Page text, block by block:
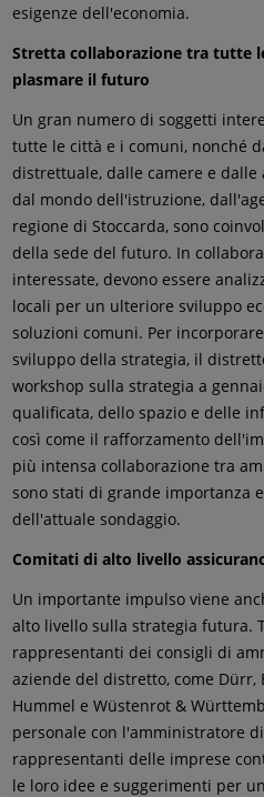
esigenze dell'economia.
Stretta collaborazione tra tutte
plasmare il futuro
Un gran numero di soggetti
tutte le città e i comuni, nonché
distrettuale, dalle camere e
dal mondo dell'istruzione,
regione di Stoccarda, sono
della sede del futuro. In
interessate, devono essere
locali per un ulteriore sviluppo
soluzioni comuni. Per
sviluppo della strategia, il
workshop sulla strategia a
qualificata, dello spazio e delle
così come il rafforzamento
più intensa collaborazione tra
sono stati di grande importanza
dell'attuale sondaggio.
Comitati di alto livello
Un importante impulso viene
alto livello sulla strategia futura.
rappresentanti dei consigli di
aziende del distretto, come Dürr,
Hummel e Wüstenrot &
personale con l'amministratore
rappresentanti delle imprese
le loro idee e suggerimenti per